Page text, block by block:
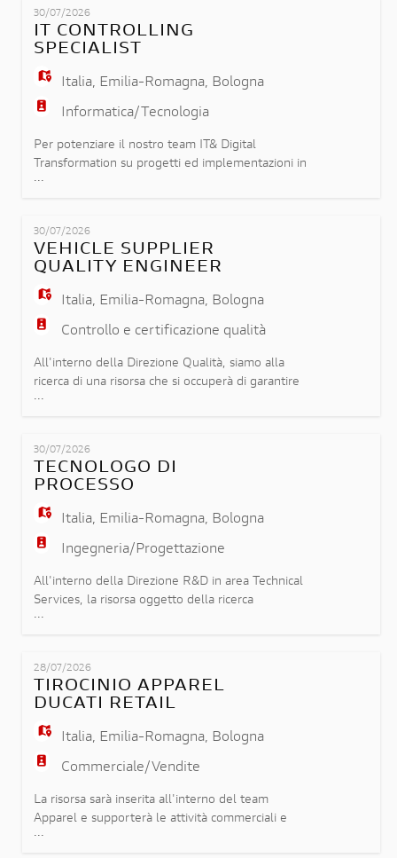
infrastrutture IT. La risorsa sarà protagonista nella
gestione degli incidenti e nell'implementazione di
30/07/2026
IT CONTROLLING
SPECIALIST
Italia, Emilia-Romagna, Bologna
Informatica/Tecnologia
Per potenziare il nostro team IT& Digital
Transformation su progetti ed implementazioni in
ambito SAP, nonché per garantire il presidio
siamo alla ricerca di una risorsa specialista in
tematiche di Controlling/Budgeting/Forecasting a
cui affidare le segu
...
30/07/2026
VEHICLE SUPPLIER
QUALITY ENGINEER
Italia, Emilia-Romagna, Bologna
Controllo e certificazione qualità
All'interno della Direzione Qualità, siamo alla
ricerca di una risorsa che si occuperà di garantire
che la componentistica veicolo di fornitura sia in
Holding, monitorando la qualità dei processi
produttivi dei fornitori attraverso azioni preve
...
30/07/2026
TECNOLOGO DI
PROCESSO
Italia, Emilia-Romagna, Bologna
Ingegneria/Progettazione
All'interno della Direzione R&D in area Technical
Services, la risorsa oggetto della ricerca
parteciperà all'Industrializzazione e validazione di
componenti stampati e saldati; - stesura e
aggiornamento delle specifiche tecniche di
...
28/07/2026
TIROCINIO APPAREL
DUCATI RETAIL
Italia, Emilia-Romagna, Bologna
Commerciale/Vendite
La risorsa sarà inserita all'interno del team
Apparel e supporterà le attività commerciali e
operative legate alla gestione della collezione
...